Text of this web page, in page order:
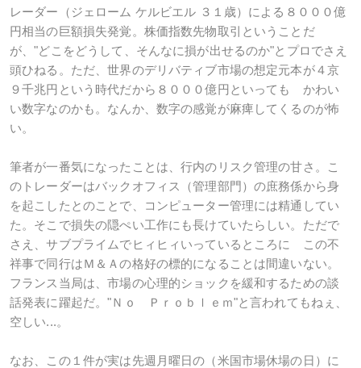
レーダー（ジェローム ケルビエル ３１歳）による８０００億
円相当の巨額損失発覚。株価指数先物取引ということだ
が、"どこをどうして、そんなに損が出せるのか"とプロでさえ
頭ひねる。ただ、世界のデリバティブ市場の想定元本が４京
９千兆円という時代だから８０００億円といっても かわい
い数字なのかも。なんか、数字の感覚が麻痺してくるのが怖
い。
筆者が一番気になったことは、行内のリスク管理の甘さ。こ
のトレーダーはバックオフィス（管理部門）の庶務係から身
を起こしたとのことで、コンピューター管理には精通してい
た。そこで損失の隠ぺい工作にも長けていたらしい。ただで
さえ、サブプライムでヒィヒィいっているところに この不
祥事で同行はＭ＆Ａの格好の標的になることは間違いない。
フランス当局は、市場の心理的ショックを緩和するための談
話発表に躍起だ。"Ｎｏ Ｐｒｏｂｌｅｍ"と言われてもねぇ、
空しい...。
なお、この１件が実は先週月曜日の（米国市場休場の日）に